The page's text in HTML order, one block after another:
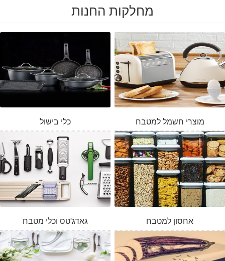
מחלקות החנות
כלי בישול מוצרי חשמל למטבח
גאדג'טס וכלי מטבח אחסון למטבח